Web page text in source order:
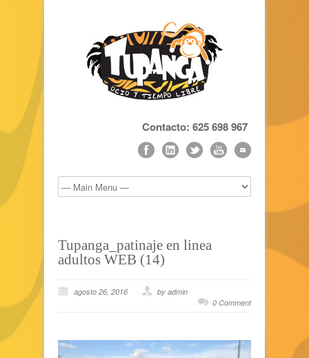
Contacto: 625 698 967
Tupanga_patinaje en linea
adultos WEB (14)
agosto 26, 2016
by admin
0 Comment